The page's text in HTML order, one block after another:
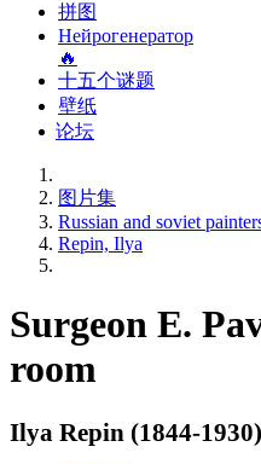
拼图
Нейрогенератор
🔥
十五个谜题
壁纸
论坛
图片集
Russian and soviet
Repin, Ilya
Surgeon E.
room
Ilya Repin (1844-1930)